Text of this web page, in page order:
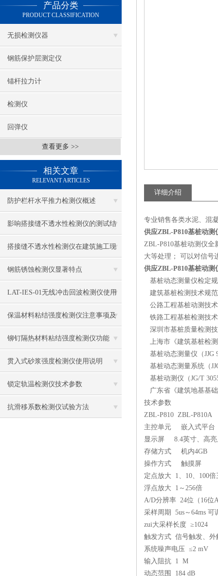
产品分类
PRODUCT CLASSIFICATION
无损检测仪器
钢筋保护层测定仪
锚杆拉力计
检测仪
回弹仪
查看更多 >>
相关文章
RELEVANT ARTICLES
防护栏杆水平推力检测仪概述
影响搭接缝不透水性检测仪的测试结
果的因素有哪些？
搭接缝不透水性检测仪在建筑施工现
场中的应用
钢筋锈蚀检测仪显著特点
LAT-IES-01无线冲击回波检测仪使用
操作方法
保温材料粘结强度检测仪注意事项及
保养
铆钉隔热材料粘结强度检测仪功能
贯入式砂浆强度检测仪使用说明
锁定轨温检测仪技术参数
抗滑移系数检测仪试验方法
详细介绍
专业销售各类水泥、混
供应ZBL-P810基桩动测
ZBL-P810基桩动测仪
大等处理； 可以对信号
供应ZBL-P810基桩动测
基桩动态测量仪检定
建筑基桩检测技术规范
公路工程基桩动测技术
铁路工程基桩检测技
深圳市基桩质量检测技
上海市《建筑基桩检测
基桩动态测量仪（JJG
基桩动态测量系统（
基桩动测仪（JG/T
广东省《建筑地基基础
技术参数
ZBL-P810 ZBL-P810A
主控单元 嵌入式平台
显示屏 8.4英寸、高亮
存储方式 机内4GB
操作方式 触摸屏
定点放大 1、10、100
浮点放大 1～256倍
A/D分辨率 24位（16位
采样周期 5us～64ms 可
zui大采样长度 ≥1024
触发方式 信号触发、
系统噪声电压 ≤2 mV
输入阻抗 1 M
动态范围 184 dB